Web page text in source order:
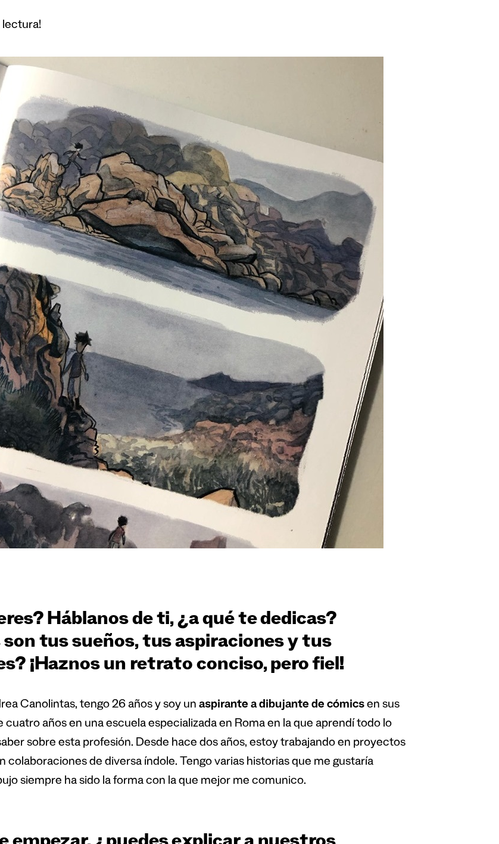
lectura!
Háblanos de ti, ¿a qué te dedicas?
son tus sueños, tus aspiraciones y tus
¡Haznos un retrato conciso, pero fiel!
Canolintas, tengo 26 años y soy un aspirante a dibujante de cómicsen sus
cuatro años en una escuela especializada en Roma en la que aprendí todo lo
sobre esta profesión. Desde hace dos años, estoy trabajando en proyectos
colaboraciones de diversa índole. Tengo varias historias que me gustaría
siempre ha sido la forma con la que mejor me comunico.